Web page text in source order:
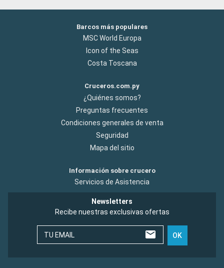
Barcos más populares
MSC World Europa
Icon of the Seas
Costa Toscana
Cruceros.com.py
¿Quiénes somos?
Preguntas frecuentes
Condiciones generales de venta
Seguridad
Mapa del sitio
Información sobre crucero
Servicios de Asistencia
Newsletters
Recibe nuestras exclusivas ofertas
TU EMAIL OK